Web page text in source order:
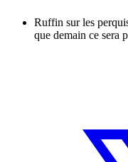
Ruffin sur les
que demain ce sera